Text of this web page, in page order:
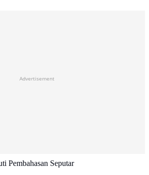
Advertisement
Pembahasan Seputar